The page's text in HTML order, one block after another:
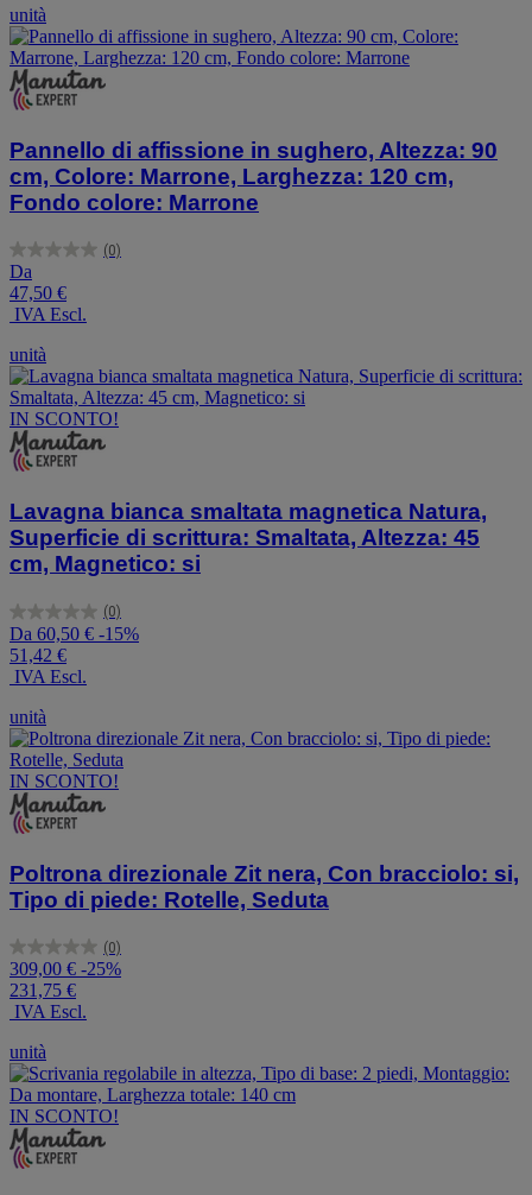
recensione
unità
Pannello di affissione in sughero, Altezza: 90
cm, Colore: Marrone, Larghezza: 120 cm,
Fondo colore: Marrone
(0)
0.0
su
5
stelle.
Da
47,50 €
IVA Escl.
unità
IN SCONTO!
Lavagna bianca smaltata magnetica Natura,
Superficie di scrittura: Smaltata, Altezza: 45
cm, Magnetico: si
(0)
0.0
su
5
stelle.
Da 60,50 € -15%
51,42 €
IVA Escl.
unità
IN SCONTO!
Poltrona direzionale Zit nera, Con bracciolo: si,
Tipo di piede: Rotelle, Seduta
(0)
0.0
su
5
stelle.
309,00 € -25%
231,75 €
IVA Escl.
unità
IN SCONTO!